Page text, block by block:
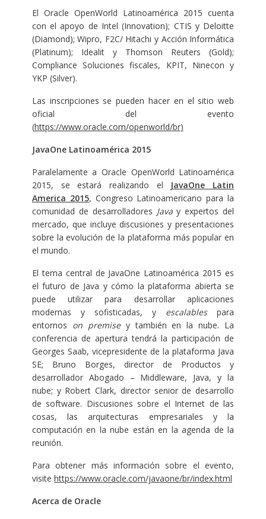
El Oracle OpenWorld Latinoamérica 2015 cuenta
con el apoyo de Intel (Innovation); CTIS y Deloitte
(Diamond); Wipro, F2C/ Hitachi y Acción Informática
(Platinum); Idealit y Thomson Reuters (Gold);
Compliance Soluciones fiscales, KPIT, Ninecon y
YKP (Silver).
Las inscripciones se pueden hacer en el sitio web
oficial del evento
(https://www.oracle.com/openworld/br)
JavaOne Latinoamérica 2015
Paralelamente a Oracle OpenWorld Latinoamérica
2015, se estará realizando el JavaOne Latin
America 2015, Congreso Latinoamericano para la
comunidad de desarrolladores Javay expertos del
mercado, que incluye discusiones y presentaciones
sobre la evolución de la plataforma más popular en
el mundo.
El tema central de JavaOne Latinoamérica 2015 es
el futuro de Java y cómo la plataforma abierta se
puede utilizar para desarrollar aplicaciones
modernas y sofisticadas, y escalablespara
entornos on premisey también en la nube. La
conferencia de apertura tendrá la participación de
Georges Saab, vicepresidente de la plataforma Java
SE; Bruno Borges, director de Productos y
desarrollador Abogado – Middleware, Java, y la
nube; y Robert Clark, director senior de desarrollo
de software. Discusiones sobre el Internet de las
cosas, las arquitecturas empresariales y la
computación en la nube están en la agenda de la
reunión.
Para obtener más información sobre el evento,
visite https://www.oracle.com/javaone/br/index.html
Acerca de Oracle